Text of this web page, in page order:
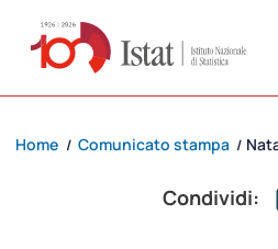
Home / Comunicato stampa /
Condividi: